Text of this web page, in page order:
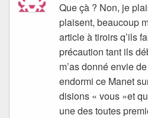
Que çà ? Non, je
plaisent, beaucoup
article à tiroirs q’ils
précaution tant ils
m’as donné envie
endormi ce Manet
disions « vous »et
une des toutes